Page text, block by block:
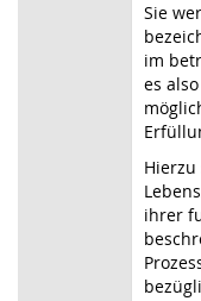
Sie
im
es
ihrer